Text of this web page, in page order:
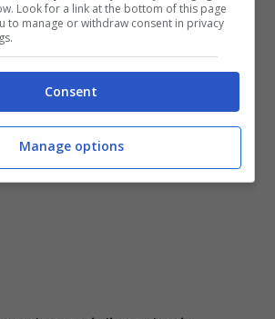
Look for a link at the bottom of this page
to manage or withdraw consent in privacy
Consent
Manage options